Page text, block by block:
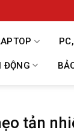
ĐỘNG
tản